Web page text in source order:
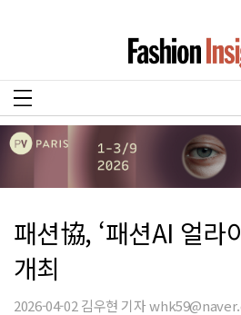
패션協, ‘패션AI 얼라
개최
2026-04-02 김우현 기자